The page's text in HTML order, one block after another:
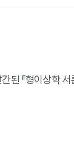
된 『형이상학